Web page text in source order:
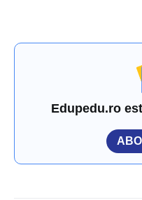
Edupedu.ro